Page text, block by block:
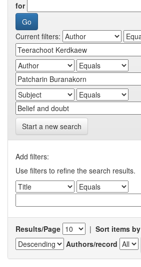
for
Current filters:
Start a new search
Add filters:
Use filters to refine the search results.
Results/Page | Sort items by
Authors/record